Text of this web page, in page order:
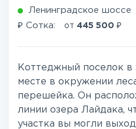
Ленинградское шоссе
₽ Сотка: от 445 500 ₽
Коттеджный поселок в
месте в окружении
перешейка. Он
линии озера Лайдака,
участка вы могли